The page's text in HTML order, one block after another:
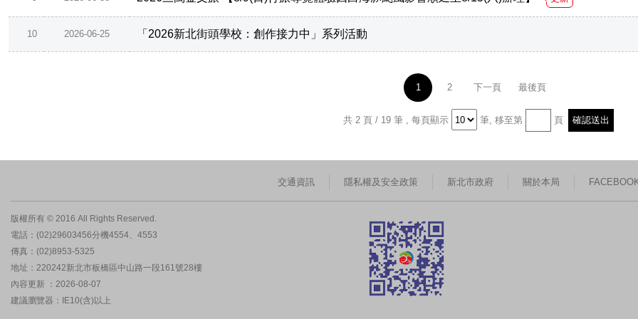
10 2026-06-25 「2026新北街頭學校：創作接力中」系列活動
1 2 下一頁 最後頁
共 2 頁 / 19 筆 , 每頁顯示 筆, 移至第 頁
交通資訊 隱私權及安全政策 新北市政府 關於本局
版權所有 © 2016 All Rights Reserved.
電話：(02)29603456分機4554、4553
傳真：(02)8953-5325
地址：220242新北市板橋區中山路一段161號28樓
內容更新 ：2026-08-07
建議瀏覽器：IE10(含)以上